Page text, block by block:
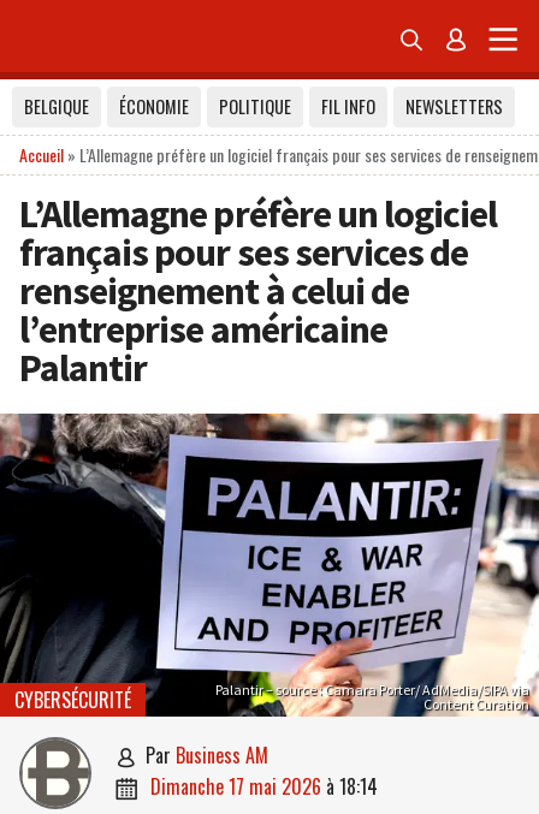
 
BELGIQUE ÉCONOMIE POLITIQUE FIL INFO
NEWSLETTERS
Accueil» L’Allemagne préfère un logiciel français pour ses services de
L’Allemagne préfère un logiciel
français pour ses services de
renseignement à celui de
l’entreprise américaine
Palantir
Palantir – source : Camara Porter/ AdMedia/SIPA via
Content Curation
CYBERSÉCURITÉ
 par Business AM
 dimanche 17 mai 2026 à 18:14